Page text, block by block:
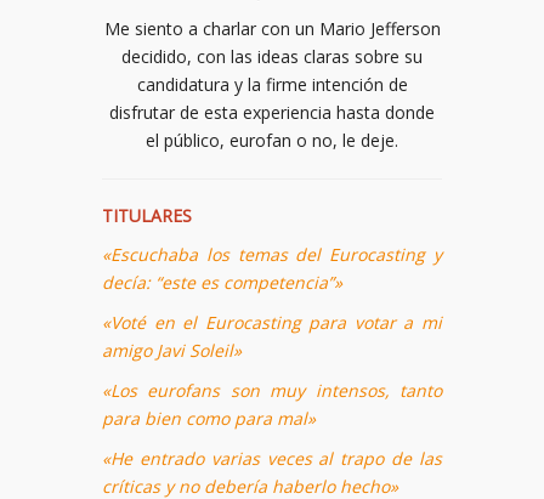
Me siento a charlar con un Mario Jefferson
decidido, con las ideas claras sobre su
candidatura y la firme intención de
disfrutar de esta experiencia hasta donde
el público, eurofan o no, le deje.
TITULARES
«Escuchaba los temas del Eurocasting y
decía: “este es competencia”»
«Voté en el Eurocasting para votar a mi
amigo Javi Soleil»
«Los eurofans son muy intensos, tanto
para bien como para mal»
«He entrado varias veces al trapo de las
críticas y no debería haberlo hecho»